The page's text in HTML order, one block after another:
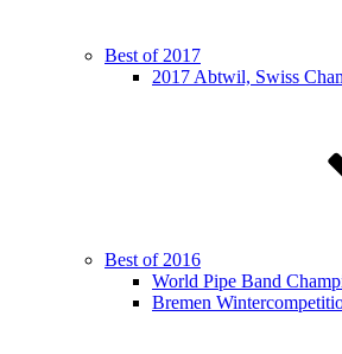
Best of 2017
2017 Abtwil, Swiss
Best of 2016
World Pipe Band
Bremen